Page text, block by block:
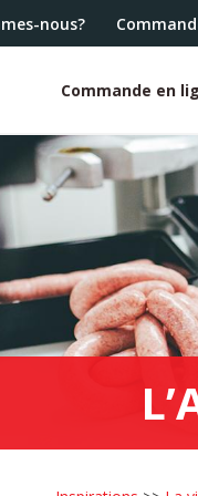
nous?
White
header
Commande en